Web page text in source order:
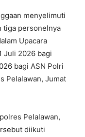
menyelimuti
tiga personelnya
Upacara
Juli 2026 bagi
bagi ASN Polri
Pelalawan, Jumat
Pelalawan,
diikuti